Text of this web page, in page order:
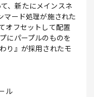
、新たにメインスネ
ード処理が施された
オフセットして配置
にパープルのものを
り』が採用されたモ
ル